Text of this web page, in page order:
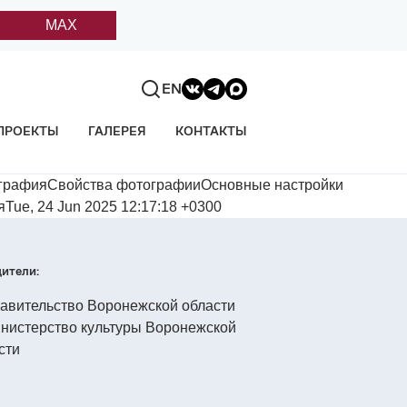
MAX
ГАЛЕРЕЯ КОНТАКТЫ
EN
фотографииОсновные настройки
24 Jun 2025 12:17:18 +0300